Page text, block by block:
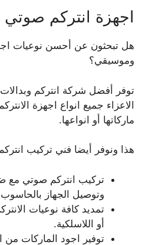
اجهزة انتركم
هل تبحثون عن أحسن نوعيات
وموسيقي؟
توفر أفضل شركة انتركم وبدالات
الاعزاء جميع انواع اجهزة
ماركاتها أو انواعها.
هذا ونوفر أيضا فني تركيب
تركيب انتركم صوتي مع
وتوصيل الجهاز
تمديد كافة نوعيات
أو اللاسلكية.
توفير اجود الماركات